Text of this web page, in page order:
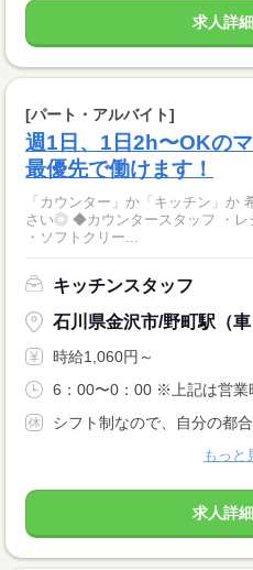
求人詳
[パート・アルバイト]
週1日、1日2h〜OKの
最優先で働けます！
「カウンター」か「キッチン」か
さい◎ ◆カウンタースタッフ ・レジでの接客、注文 ・ドリンク作り
・ソフトクリー...
キッチンスタッフ
石川県金沢市/野町駅（車
時給1,060円～
6：00〜0：00 ※上記は営業
シフト制なので、自分の都
もっと
求人詳